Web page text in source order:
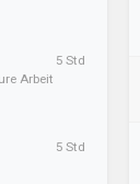
Arbeit
5 Std
5 Std